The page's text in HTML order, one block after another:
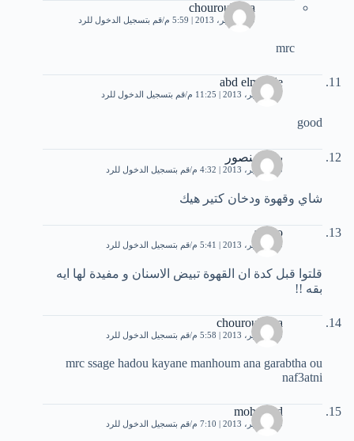
chourouk rita
30 سبتمبر، 2013 | 5:59 م قم بتسجيل الدخول للرد
mrc
abd elmajide
27 سبتمبر، 2013 | 11:25 م قم بتسجيل الدخول للرد
good
براء منصور
30 سبتمبر، 2013 | 4:32 م قم بتسجيل الدخول للرد
شاي وقهوة ودخان كتير هيك
zeezo
30 سبتمبر، 2013 | 5:41 م قم بتسجيل الدخول للرد
قلتوا قبل كدة ان القهوة تبيض الاسنان و مفيدة لها ايه
بقه !!
chourouk rita
30 سبتمبر، 2013 | 5:58 م قم بتسجيل الدخول للرد
mrc ssage hadou kayane manhoum ana garabtha ou
naf3atni
mohamed
30 سبتمبر، 2013 | 7:10 م قم بتسجيل الدخول للرد